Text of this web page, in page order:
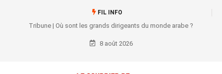
FIL INFO
Tribune | Où sont les grands dirigeants du monde arabe ?
8 août 2026